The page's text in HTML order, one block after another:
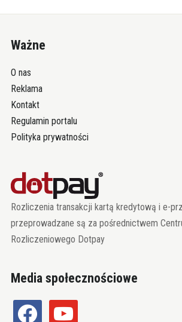
Ważne
O nas
Reklama
Kontakt
Regulamin portalu
Polityka prywatności
Rozliczenia transakcji kartą kredytową i e-
przeprowadzane są za pośrednictwem
Rozliczeniowego Dotpay
Media społecznościowe
facebook youtube